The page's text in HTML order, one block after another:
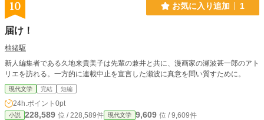
10 お気に入り追加 1
届け！
柚緒駆
新人編集者である久地来貴美子は先輩の兼井と共に、漫画家の瀬波甚一郎のアト
リエを訪れる。一方的に連載中止を宣言した瀬波に真意を問い質すために。
現代文学 完結 短編
24h.ポイント 0pt
小説 228,589 位 / 228,589件 現代文学 9,609 位 / 9,609件